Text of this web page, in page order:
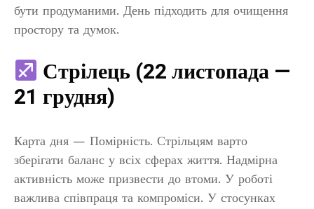
бути продуманими. День підходить для очищення
простору та думок.
Стрілець (22 листопада —
21 грудня)
Карта дня — Помірність. Стрільцям варто
зберігати баланс у всіх сферах життя. Надмірна
активність може призвести до втоми. У роботі
важлива співпраця та компроміси. У стосунках